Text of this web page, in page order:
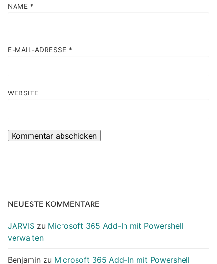
NAME *
E-MAIL-ADRESSE *
WEBSITE
NEUESTE KOMMENTARE
JARVIS zu Microsoft 365 Add-In mit Powershell
verwalten
Benjamin zu Microsoft 365 Add-In mit Powershell